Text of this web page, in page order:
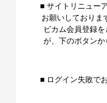
■ サイトリニュー
お願いしておりま
ビカム会員登録
が、下のボタン
■ ログイン失敗で